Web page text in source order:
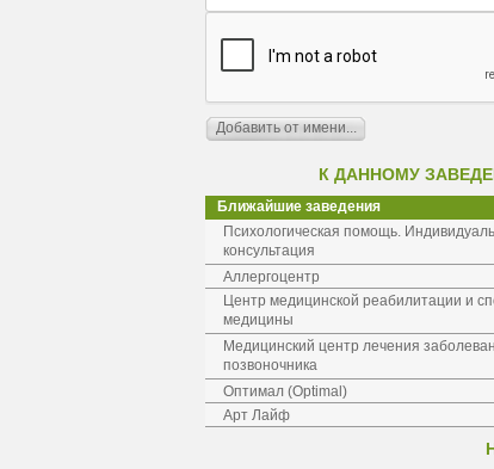
К ДАННОМУ
Ближайшие заведения
Психологическая помощь.
консультация
Аллергоцентр
Центр медицинской реабилитации и
медицины
Медицинский центр лечения
позвоночника
Оптимал (Optimal)
Арт Лайф